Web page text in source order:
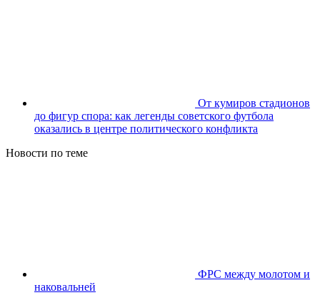
От кумиров стадионов
до фигур спора: как легенды советского футбола
оказались в центре политического конфликта
Новости по теме
ФРС между молотом и
наковальней